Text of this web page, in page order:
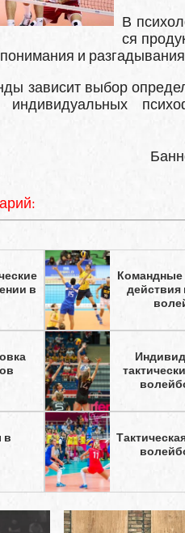
В
ся
и
зависит выбор
в
Командные
действия
в